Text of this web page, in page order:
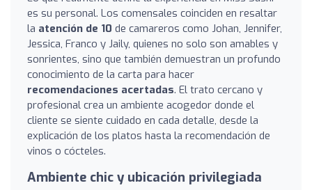
es su personal. Los comensales coinciden en resaltar
la atención de 10 de camareros como Johan, Jennifer,
Jessica, Franco y Jaily, quienes no solo son amables y
sonrientes, sino que también demuestran un profundo
conocimiento de la carta para hacer
recomendaciones acertadas. El trato cercano y
profesional crea un ambiente acogedor donde el
cliente se siente cuidado en cada detalle, desde la
explicación de los platos hasta la recomendación de
vinos o cócteles.
Ambiente chic y ubicación privilegiada